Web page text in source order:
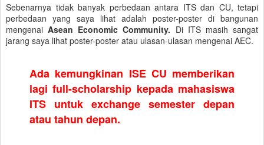
Sebenarnya tidak banyak perbedaan antara ITS dan CU, tetapi
perbedaan yang saya lihat adalah poster-poster di bangunan
mengenaiAsean Economic Community. Di ITS masih sangat
jarang saya lihat poster-poster atau ulasan-ulasan mengenai AEC.
Ada kemungkinan ISE CU memberikan
lagi full-scholarship kepada mahasiswa
ITS untuk exchange semester depan
atau tahun depan.